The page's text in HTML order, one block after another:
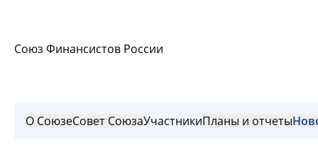
Союз Финансистов России
О СоюзеСовет СоюзаУчастникиПланы и отчеты